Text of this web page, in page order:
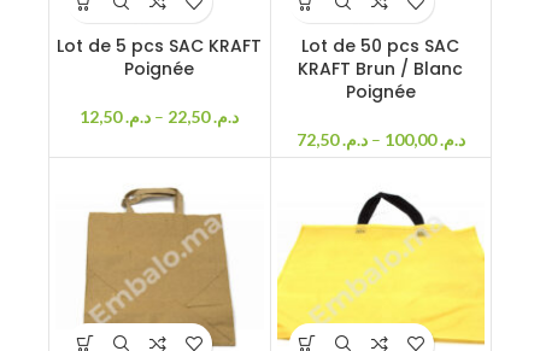
Lot de 5 pcs SAC KRAFT
Poignée
د.م.12,50 – د.م.22,50
Lot de 50 pcs SAC
KRAFT Brun / Blanc
Poignée
د.م.72,50 – د.م.100,00